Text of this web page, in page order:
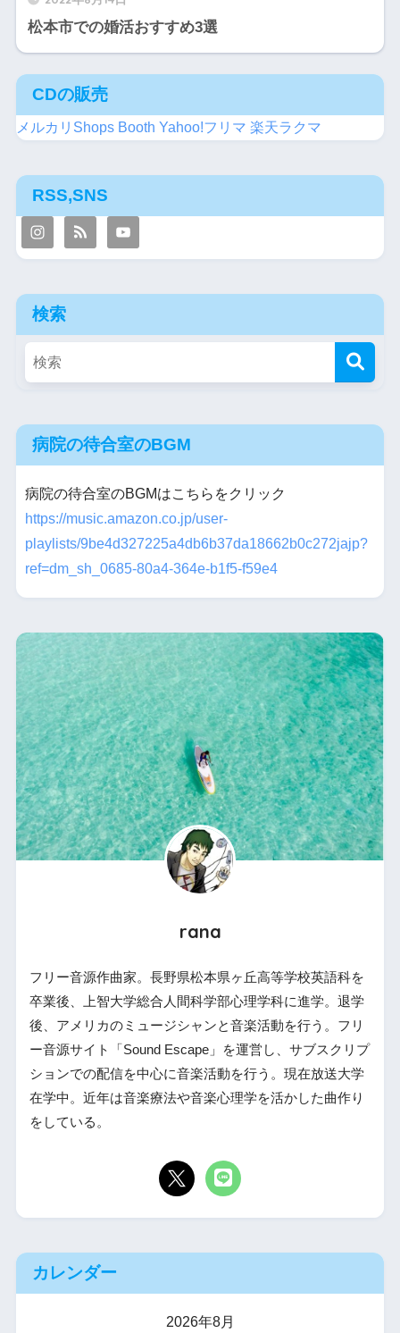
松本市での婚活おすすめ3選
CDの販売
メルカリShops Booth Yahoo!フリマ 楽天ラクマ
RSS,SNS
検索
病院の待合室のBGM
病院の待合室のBGMはこちらをクリック
https://music.amazon.co.jp/user-
playlists/9be4d327225a4db6b37da18662b0c272jajp?
ref=dm_sh_0685-80a4-364e-b1f5-f59e4
rana
フリー音源作曲家。長野県松本県ヶ丘高等学校英語科を
卒業後、上智大学総合人間科学部心理学科に進学。退学
後、アメリカのミュージシャンと音楽活動を行う。フリ
ー音源サイト「Sound Escape」を運営し、サブスクリプ
ションでの配信を中心に音楽活動を行う。現在放送大学
在学中。近年は音楽療法や音楽心理学を活かした曲作り
をしている。
カレンダー
2026年8月